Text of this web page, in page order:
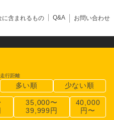
に含まれるもの Q&A お問い合わせ
走行距離
多い順 少ない順
35,000〜
39,999円
40,000
円〜